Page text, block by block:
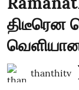
திடீரென
thanthitv